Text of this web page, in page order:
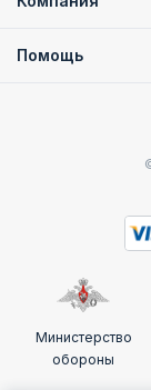
Помощь
Министерство
обороны